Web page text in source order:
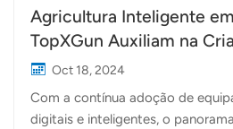
Agricultura Inteligente
TopXGun Auxiliam na
Caranguejos
Oct 18, 2024
Com a contínua adoção de
digitais e inteligentes, o